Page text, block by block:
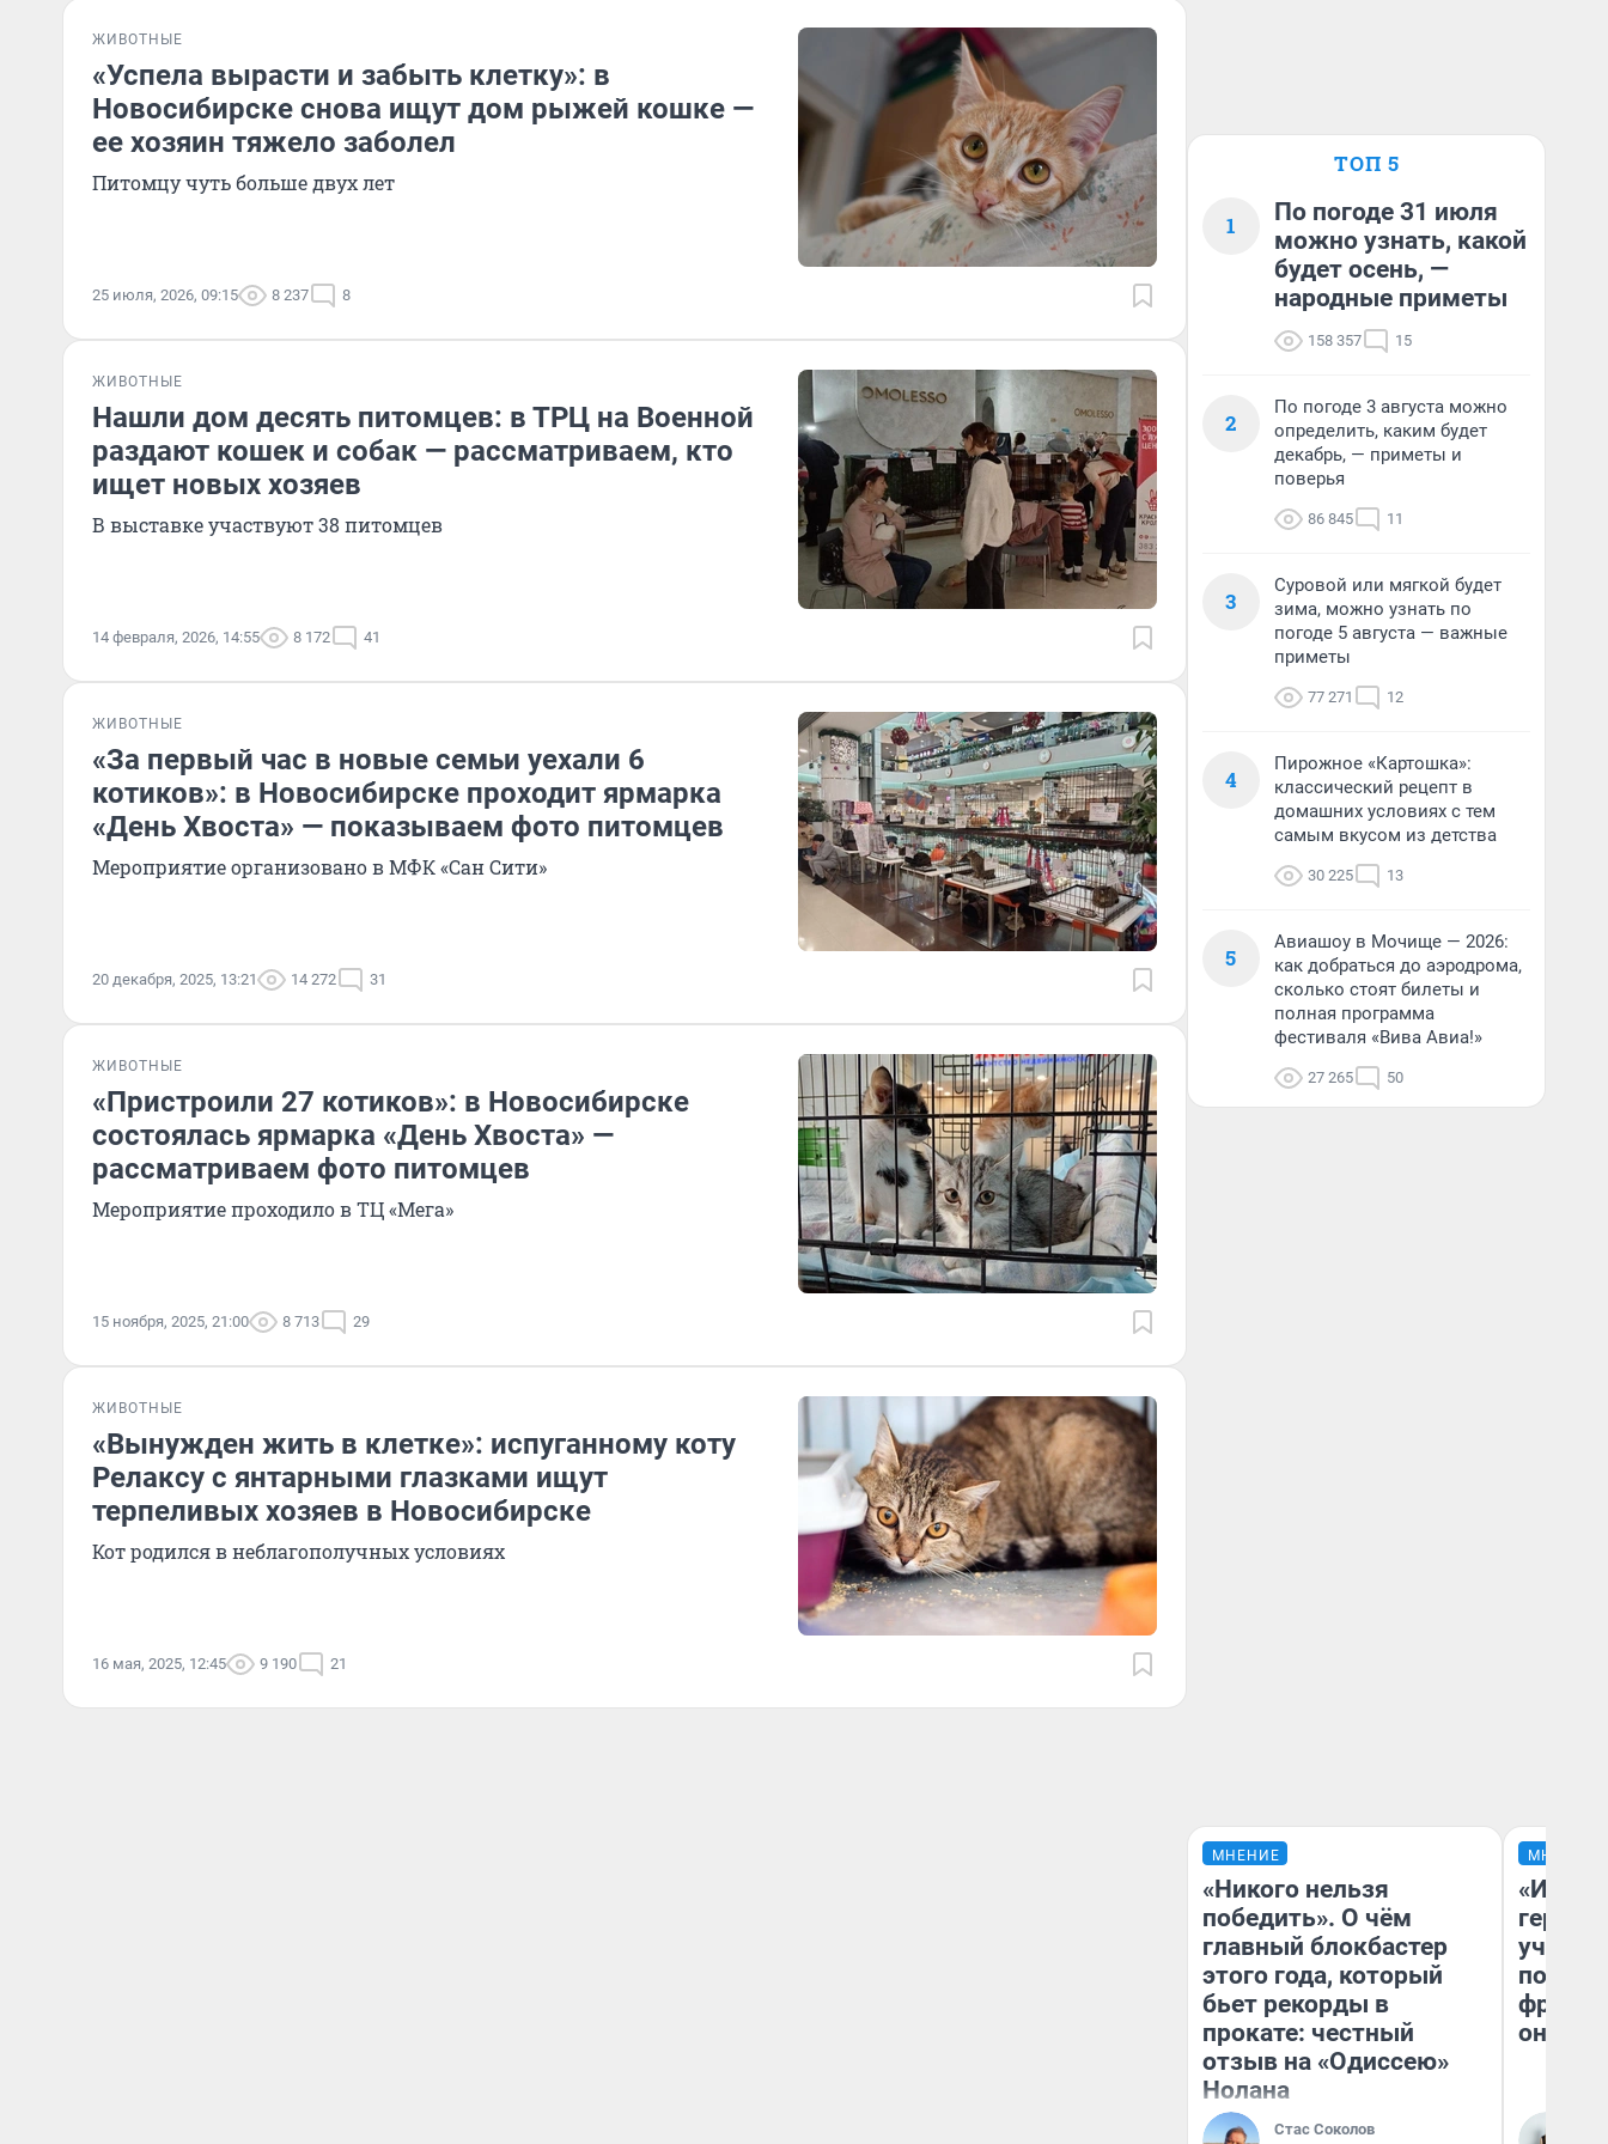
ЖИВОТНЫЕ
«Успела вырасти и забыть клетку»: в
Новосибирске снова ищут дом рыжей кошке —
ее хозяин тяжело заболел
Питомцу чуть больше двух лет
25 июля, 2026, 09:15 8 237 8
ЖИВОТНЫЕ
Нашли дом десять питомцев: в ТРЦ на Военной
раздают кошек и собак — рассматриваем, кто
ищет новых хозяев
В выставке участвуют 38 питомцев
14 февраля, 2026, 14:55 8 172 41
ЖИВОТНЫЕ
«За первый час в новые семьи уехали 6
котиков»: в Новосибирске проходит ярмарка
«День Хвоста» — показываем фото питомцев
Мероприятие организовано в МФК «Сан Сити»
20 декабря, 2025, 13:21 14 272 31
ЖИВОТНЫЕ
«Пристроили 27 котиков»: в Новосибирске
состоялась ярмарка «День Хвоста» —
рассматриваем фото питомцев
Мероприятие проходило в ТЦ «Мега»
15 ноября, 2025, 21:00 8 713 29
ЖИВОТНЫЕ
«Вынужден жить в клетке»: испуганному коту
Релаксу с янтарными глазками ищут
терпеливых хозяев в Новосибирске
Кот родился в неблагополучных условиях
16 мая, 2025, 12:45 9 190 21
ТОП 5
1
По погоде 31 июля
можно узнать, какой
будет осень, —
народные приметы
158 357 15
2
По погоде 3 августа можно
определить, каким будет
декабрь, — приметы и
поверья
86 845 11
3
Суровой или мягкой будет
зима, можно узнать по
погоде 5 августа — важные
приметы
77 271 12
4
Пирожное «Картошка»:
классический рецепт в
домашних условиях с тем
самым вкусом из детства
30 225 13
5
Авиашоу в Мочище — 2026:
как добраться до аэродрома,
сколько стоят билеты и
полная программа
фестиваля «Вива Авиа!»
27 265 50
МНЕНИЕ
«Никого нельзя
победить». О чём
главный блокбастер
этого года, который
бьет рекорды в
прокате: честный
отзыв на «Одиссею»
Нолана
Стас Соколов
МНЕНИЕ
герои
учит
она